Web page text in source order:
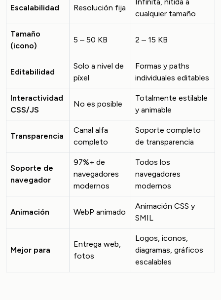
Escalabilidad Resolución fija
cualquier tamaño
Tamaño
(icono)
5 – 50 KB 2 – 15 KB
Editabilidad
Solo a nivel de
píxel
Formas y paths
individuales editables
Interactividad
CSS/JS
No es posible
Totalmente estilable
y animable
Transparencia
Canal alfa
completo
Soporte completo
de transparencia
Soporte de
navegador
97%+ de
navegadores
modernos
Todos los
navegadores
modernos
Animación WebP animado
Animación CSS y
SMIL
Mejor para
Entrega web,
fotos
Logos, iconos,
diagramas, gráficos
escalables